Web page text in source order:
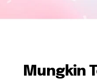
Mungkin